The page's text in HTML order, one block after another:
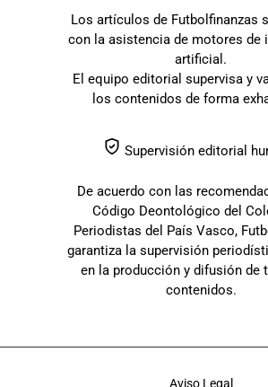
Los artículos de Futbolfinanzas
con la asistencia de motores de
artificial.
El equipo editorial supervisa y
los contenidos de forma
Supervisión editorial
De acuerdo con las
Código Deontológico del
Periodistas del País Vasco,
garantiza la supervisión
en la producción y difusión de
contenidos.
Aviso Legal